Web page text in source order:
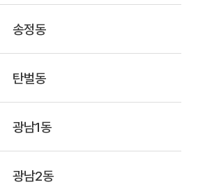
송정동
탄벌동
광남1동
광남2동